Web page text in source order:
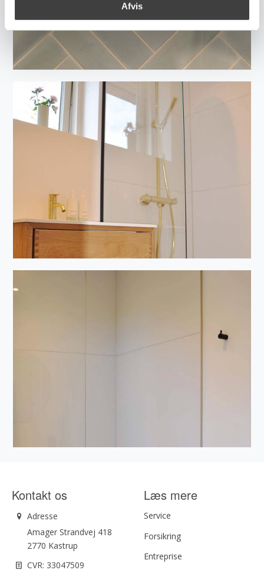
Afvis
Kontakt os
Adresse
Amager Strandvej 418
2770 Kastrup
CVR: 33047509
Læs mere
Service
Forsikring
Entreprise